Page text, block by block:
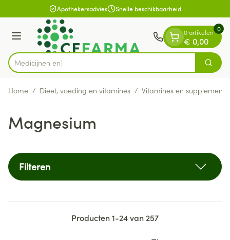
Ga naar de inhoudApothekersadvies Snelle beschikbaarheid
Menu
Product, merk, categorie... Zoek
0 artikelen
€ 0,00
0
Home / Dieet, voeding en vitamines / Vitamines en
Magnesium
Filteren
Producten1-24van 257